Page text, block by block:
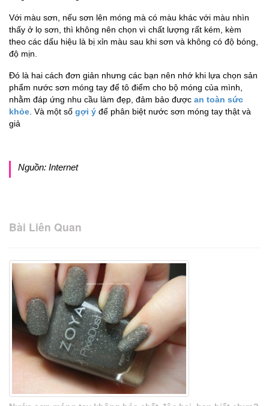
Với màu sơn, nếu sơn lên móng mà có màu khác với màu nhìn
thấy ở lọ sơn, thì không nên chọn vì chất lượng rất kém, kèm
theo các dấu hiệu là bị xỉn màu sau khi sơn và không có độ bóng,
độ mịn.
Đó là hai cách đơn giản nhưng các bạn nên nhớ khi lựa chọn sản
phẩm nước sơn móng tay để tô điểm cho bộ móng của mình,
nhằm đáp ứng nhu cầu làm đẹp, đảm bảo được an toàn sức
khỏe . Và một số gợi ý để phân biệt nước sơn móng tay thật và
giả
Nguồn: Internet
Bài Liên Quan